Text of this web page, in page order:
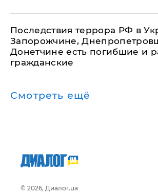
Последствия террора РФ в
Запорожчине,
Донетчине есть погибшие и
гражданские
Смотреть ещё
© 2026, Диалог.ua